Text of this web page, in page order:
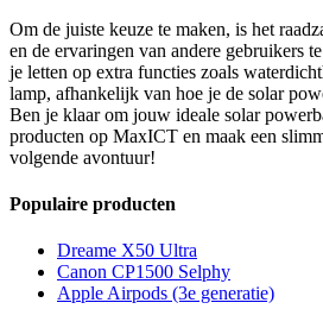
Om de juiste keuze te maken, is het
en de ervaringen van andere gebruikers
je letten op extra functies zoals
lamp, afhankelijk van hoe je de solar
Ben je klaar om jouw ideale solar
producten op MaxICT en maak een
volgende avontuur!
Populaire producten
Dreame X50 Ultra
Canon CP1500 Selphy
Apple Airpods (3e generatie)